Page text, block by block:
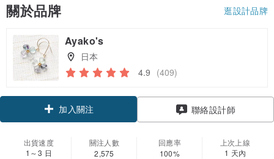
關於品牌 逛設計品牌
Ayako's
日本
4.9 (409)
加入關注 聯絡設計師
出貨速度
1～3 日
關注人數
2,575
回應率
100%
上次上線
1 天內